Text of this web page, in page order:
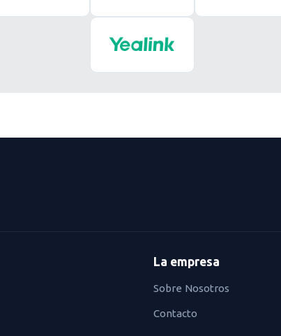
La empresa
Sobre Nosotros
Contacto